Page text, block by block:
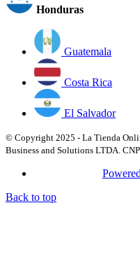
Honduras
Guatemala
Costa Rica
El Salvador
© Copyright 2025 - La Tienda
Business and Solutions LTDA.
Back to top